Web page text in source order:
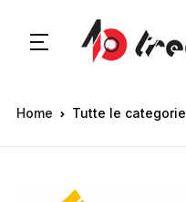
Home Tutte le categorie